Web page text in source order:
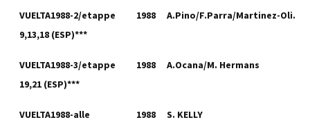
VUELTA1988-2/etappe
9,13,18 (ESP)***
1988 A.Pino/F.Parra/Martinez-Oli.
VUELTA1988-3/etappe
19,21 (ESP)***
1988 A.Ocana/M. Hermans
VUELTA1988-alle
1988 S. KELLY